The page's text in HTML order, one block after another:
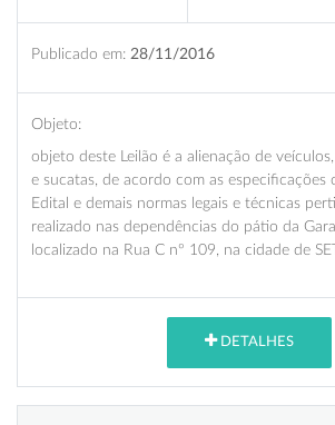
Publicado em: 28/11/2016
Objeto:
objeto deste Leilão é a alienação de
e sucatas, de acordo com as especificações
Edital e demais normas legais e técnicas
realizado nas dependências do pátio da
localizado na Rua C nº 109, na cidade de
DETALHES